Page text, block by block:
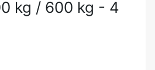
kg / 600 kg - 4